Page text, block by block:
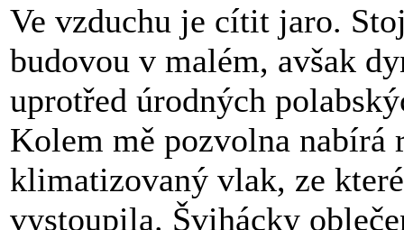
Ve vzduchu je cítit jaro.
budovou v malém, avšak
uprotřed úrodných
Kolem mě pozvolna
klimatizovaný vlak, ze
vystoupila. Švihácky